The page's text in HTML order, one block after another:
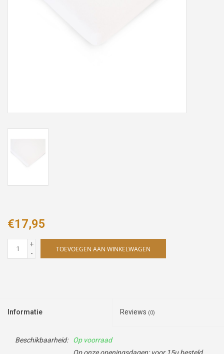
€17,95
+
-
TOEVOEGEN AAN WINKELWAGEN
Informatie Reviews (0)
Beschikbaarheid: Op voorraad
Op onze openingsdagen: voor 15u besteld,